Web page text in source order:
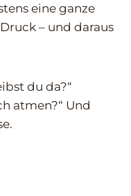
eine ganze
– und daraus
du da?“
atmen?“ Und